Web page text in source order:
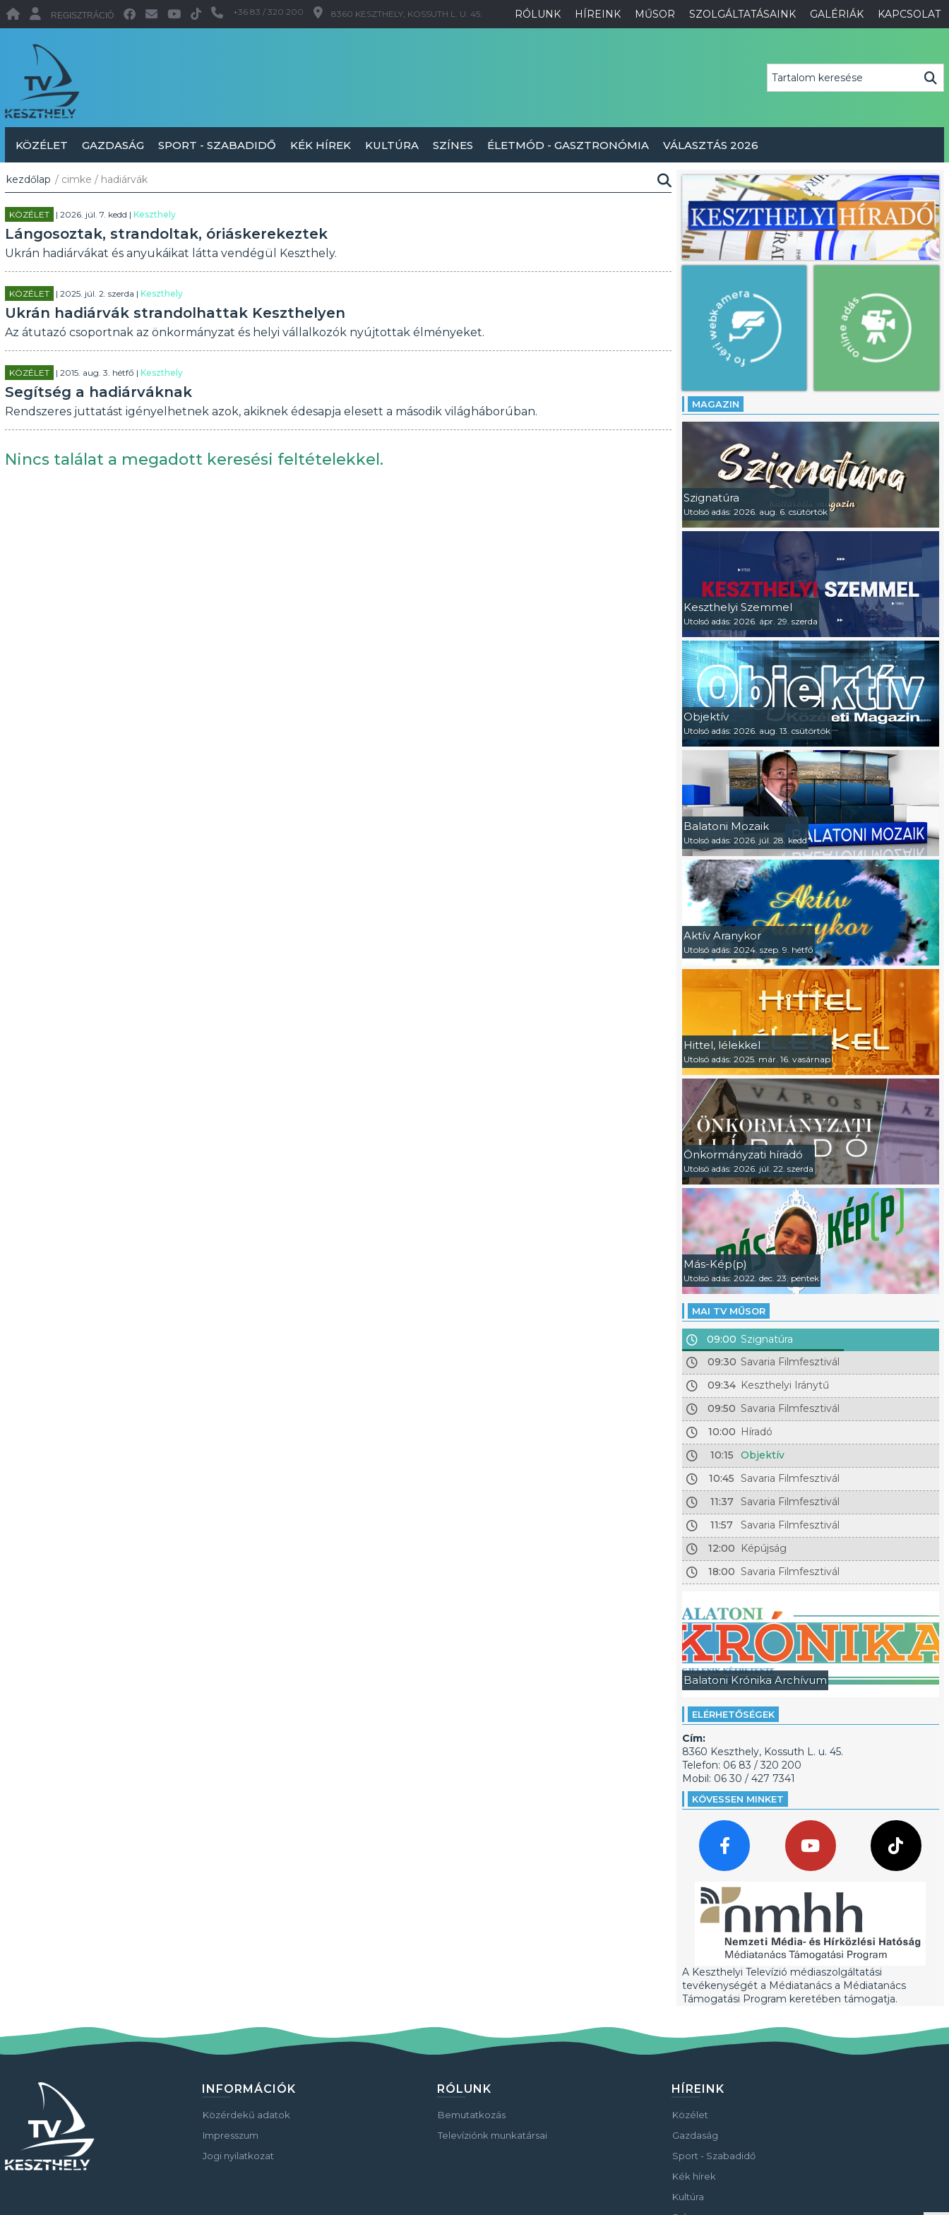
RÓLUNK HÍREINK MŰSOR SZOLGÁLTATÁSAINK GALÉRIÁK KAPCSOLAT
REGISZTRÁCIÓ +36 83 / 320 200 8360 KESZTHELY, KOSSUTH L. U. 45.
KÖZÉLET GAZDASÁG SPORT - SZABADIDŐ KÉK HÍREK KULTÚRA SZÍNES ÉLETMÓD - GASZTRONÓMIA VÁLASZTÁS 2026
kezdőlap / cimke / hadiárvák
KÖZÉLET | 2026. júl. 7. kedd | Keszthely
Lángosoztak, strandoltak, óriáskerekeztek
Ukrán hadiárvákat és anyukáikat látta vendégül Keszthely.
KÖZÉLET | 2025. júl. 2. szerda | Keszthely
Ukrán hadiárvák strandolhattak Keszthelyen
Az átutazó csoportnak az önkormányzat és helyi vállalkozók nyújtottak élményeket.
KÖZÉLET | 2015. aug. 3. hétfő | Keszthely
Segítség a hadiárváknak
Rendszeres juttatást igényelhetnek azok, akiknek édesapja elesett a második világháborúban.
Nincs találat a megadott keresési feltételekkel.
MAGAZIN
Szignatúra
Utolsó adás: 2026. aug. 6. csütörtök
Keszthelyi Szemmel
Utolsó adás: 2026. ápr. 29. szerda
Objektív
Utolsó adás: 2026. aug. 13. csütörtök
Balatoni Mozaik
Utolsó adás: 2026. júl. 28. kedd
Aktív Aranykor
Utolsó adás: 2024. szep. 9. hétfő
Hittel, lélekkel
Utolsó adás: 2025. már. 16. vasárnap
Önkormányzati híradó
Utolsó adás: 2026. júl. 22. szerda
Más-Kép(p)
Utolsó adás: 2022. dec. 23. péntek
MAI TV MŰSOR
09:00 Szignatúra
09:30 Savaria Filmfesztivál
09:34 Keszthelyi Iránytű
09:50 Savaria Filmfesztivál
10:00 Híradó
10:15
Objektív
10:45 Savaria Filmfesztivál
11:37
Savaria Filmfesztivál
11:57
Savaria Filmfesztivál
12:00
Képújság
18:00 Savaria Filmfesztivál
Balatoni Krónika Archívum
ELÉRHETŐSÉGEK
Cím:
8360 Keszthely, Kossuth L. u. 45.
Telefon: 06 83 / 320 200
Mobil: 06 30 / 427 7341
KÖVESSEN MINKET
A Keszthelyi Televízió médiaszolgáltatási
tevékenységét a Médiatanács a Médiatanács
Támogatási Program keretében támogatja.
INFORMÁCIÓK
Közérdekű adatok
Impresszum
Jogi nyilatkozat
RÓLUNK
Bemutatkozás
Televíziónk munkatársai
HÍREINK
Közélet
Gazdaság
Sport - Szabadidő
Kék hírek
Kultúra